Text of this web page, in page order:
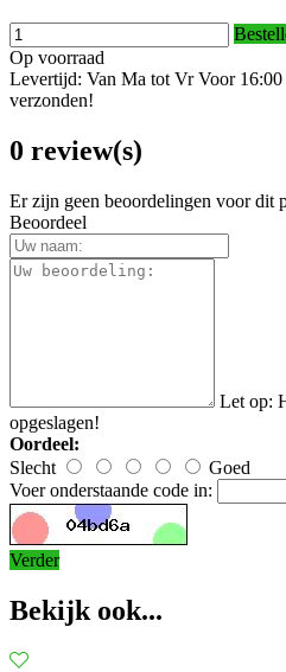
Op voorraad
Levertijd: Van Ma tot Vr Voor 16:00
verzonden!
0 review(s)
Er zijn geen beoordelingen voor dit
Beoordeel
Let op:
opgeslagen!
Oordeel:
Slecht
Goed
Voer onderstaande code in:
Verder
Bekijk ook...